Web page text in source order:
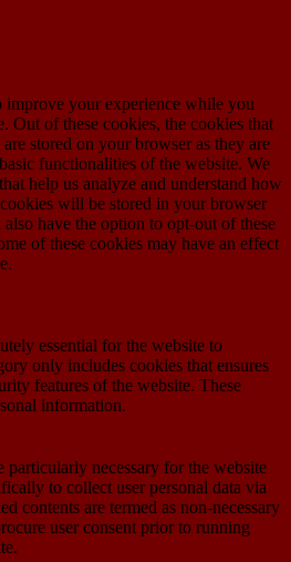
improve your experience while you
Out of these cookies, the cookies that
are stored on your browser as they are
functionalities of the website. We
help us analyze and understand how
will be stored in your browser
have the option to opt-out of these
of these cookies may have an effect
essential for the website to
only includes cookies that ensures
features of the website. These
information.
necessary for the website
to collect user personal data via
contents are termed as non-necessary
user consent prior to running